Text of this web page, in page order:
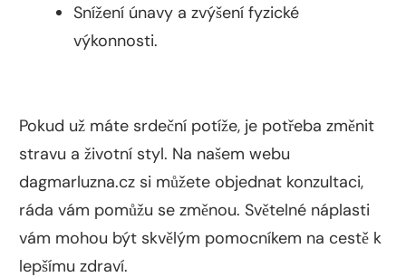
Snížení únavy a zvýšení fyzické
výkonnosti.
Pokud už máte srdeční potíže, je potřeba změnit
stravu a životní styl. Na našem webu
dagmarluzna.cz si můžete objednat konzultaci,
ráda vám pomůžu se změnou. Světelné náplasti
vám mohou být skvělým pomocníkem na cestě k
lepšímu zdraví.